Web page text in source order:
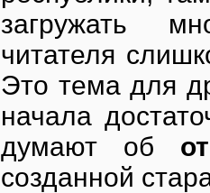
загружать
читателя
Это тема для
начала
думают об
созданной